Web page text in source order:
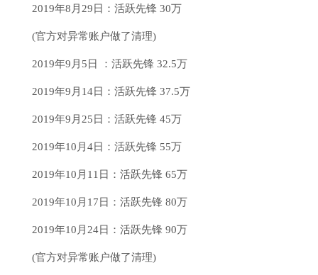
2019年8月29日：活跃先锋 30万
(官方对异常账户做了清理)
2019年9月5日 ：活跃先锋 32.5万
2019年9月14日：活跃先锋 37.5万
2019年9月25日：活跃先锋 45万
2019年10月4日：活跃先锋 55万
2019年10月11日：活跃先锋 65万
2019年10月17日：活跃先锋 80万
2019年10月24日：活跃先锋 90万
(官方对异常账户做了清理)